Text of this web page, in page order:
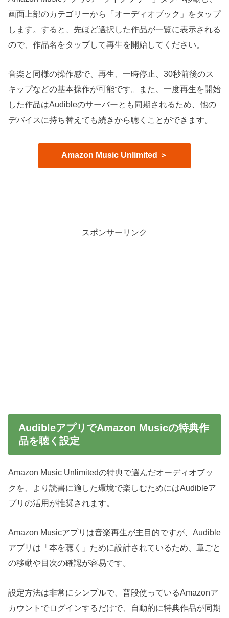
画面上部のカテゴリーから「オーディオブック」をタップ
します。すると、先ほど選択した作品が一覧に表示される
ので、作品名をタップして再生を開始してください。
音楽と同様の操作感で、再生、一時停止、30秒前後のス
キップなどの基本操作が可能です。また、一度再生を開始
した作品はAudibleのサーバーとも同期されるため、他の
デバイスに持ち替えても続きから聴くことができます。
Amazon Music Unlimited ＞
スポンサーリンク
AudibleアプリでAmazon Musicの特典作
品を聴く設定
Amazon Music Unlimitedの特典で選んだオーディオブッ
クを、より読書に適した環境で楽しむためにはAudibleア
プリの活用が推奨されます。
Amazon Musicアプリは音楽再生が主目的ですが、Audible
アプリは「本を聴く」ために設計されているため、章ごと
の移動や目次の確認が容易です。
設定方法は非常にシンプルで、普段使っているAmazonア
カウントでログインするだけで、自動的に特典作品が同期